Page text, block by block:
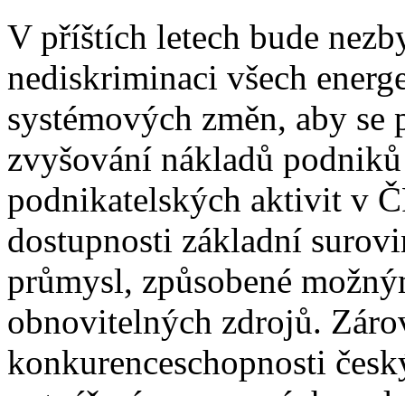
V příštích letech bude
nediskriminaci všech
systémových změn, aby
zvyšování nákladů
podnikatelských aktivit v
dostupnosti základní
průmysl, způsobené
obnovitelných zdrojů.
konkurenceschopnosti